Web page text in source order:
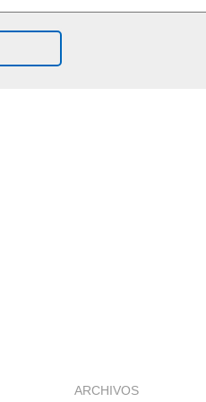
ARCHIVOS